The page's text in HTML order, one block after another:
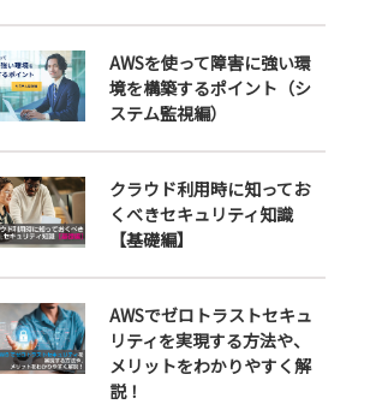
AWSを使って障害に強い環
境を構築するポイント（シ
ステム監視編）
クラウド利用時に知ってお
くべきセキュリティ知識
【基礎編】
AWSでゼロトラストセキュ
リティを実現する方法や、
メリットをわかりやすく解
説！